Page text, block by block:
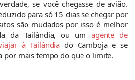
se você chegasse de avião.
para só 15 dias se chegar por
são mudados por isso é melhor
da Tailândia, ou um agente de
à Tailândia do Camboja e se
por mais tempo do que o limite.